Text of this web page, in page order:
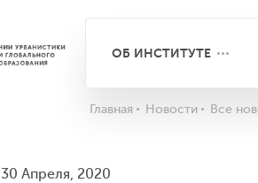
ОБ ИНСТИТУТЕ
Главная Новости Все
30 Апреля, 2020